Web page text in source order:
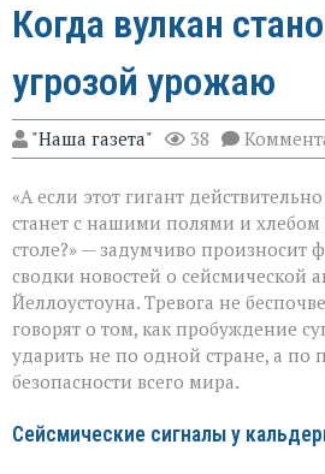
Когда вулкан
угрозой урожаю
"Наша газета" 38
«А если этот гигант
станет с нашими полями и хлебом
столе?» — задумчиво произносит
сводки новостей о сейсмической
Йеллоустоуна. Тревога не
говорят о том, как пробуждение
ударить не по одной стране, а по
безопасности всего мира.
Сейсмические сигналы у